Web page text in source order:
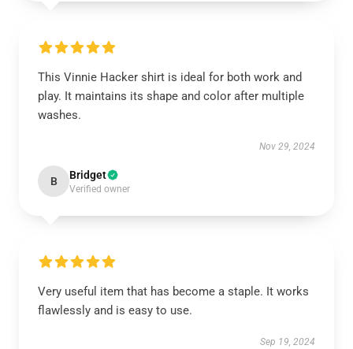
This Vinnie Hacker shirt is ideal for both work and
play. It maintains its shape and color after multiple
washes.
Nov 29, 2024
B Bridget
Verified owner
Very useful item that has become a staple. It works
flawlessly and is easy to use.
Sep 19, 2024